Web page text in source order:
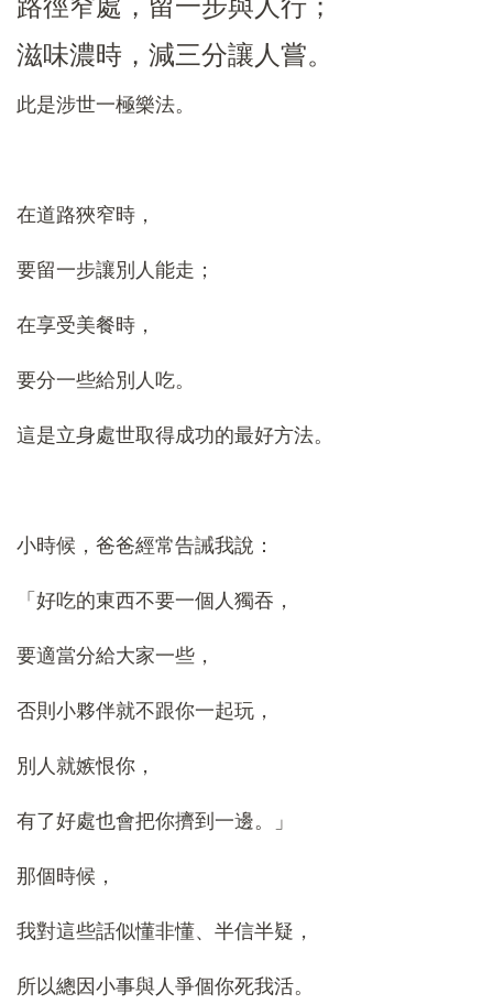
滋味濃時，減三分讓人嘗。
此是涉世一極樂法。
在道路狹窄時，
要留一步讓別人能走；
在享受美餐時，
要分一些給別人吃。
這是立身處世取得成功的最好方法。
小時候，爸爸經常告誡我說：
「好吃的東西不要一個人獨吞，
要適當分給大家一些，
否則小夥伴就不跟你一起玩，
別人就嫉恨你，
有了好處也會把你擠到一邊。」
那個時候，
我對這些話似懂非懂、半信半疑，
所以總因小事與人爭個你死我活。